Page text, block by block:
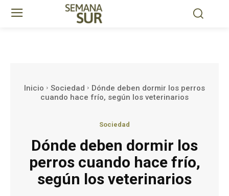
Inicio Sociedad
Dónde deben dormir los perros
cuando hace frío, según los veterinarios
Sociedad
Dónde deben dormir los
perros cuando hace frío,
según los veterinarios